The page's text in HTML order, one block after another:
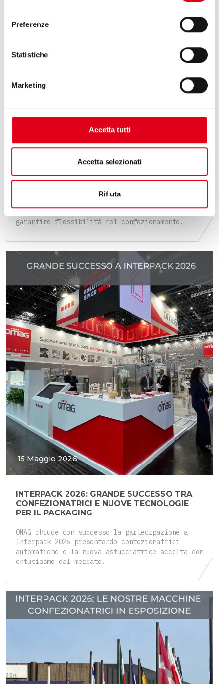
Preferenze
Statistiche
Marketing
Accetta tutti
Accetta selezionati
Rifiuta
25 Maggio 2026
OMAG E HUAPAQ, UNA SOLUZIONE STICK
PACK FLESSIBILE PER KLASS CO.
garantire flessibilità nel confezionamento.
15 Maggio 2026
INTERPACK 2026: GRANDE SUCCESSO TRA
CONFEZIONATRICI E NUOVE TECNOLOGIE
PER IL PACKAGING
OMAG chiude con successo la partecipazione a
Interpack 2026 presentando confezionatrici
automatiche e la nuova astucciatrice accolta con
entusiasmo dal mercato.